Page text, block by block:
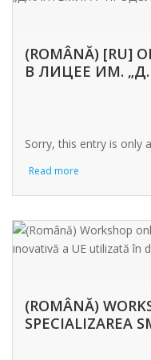
(ROMÂNĂ)
В ЛИЦЕЕ ИМ.
Sorry, this entry is only
Read more
(ROMÂNĂ)
SPECIALIZAREA